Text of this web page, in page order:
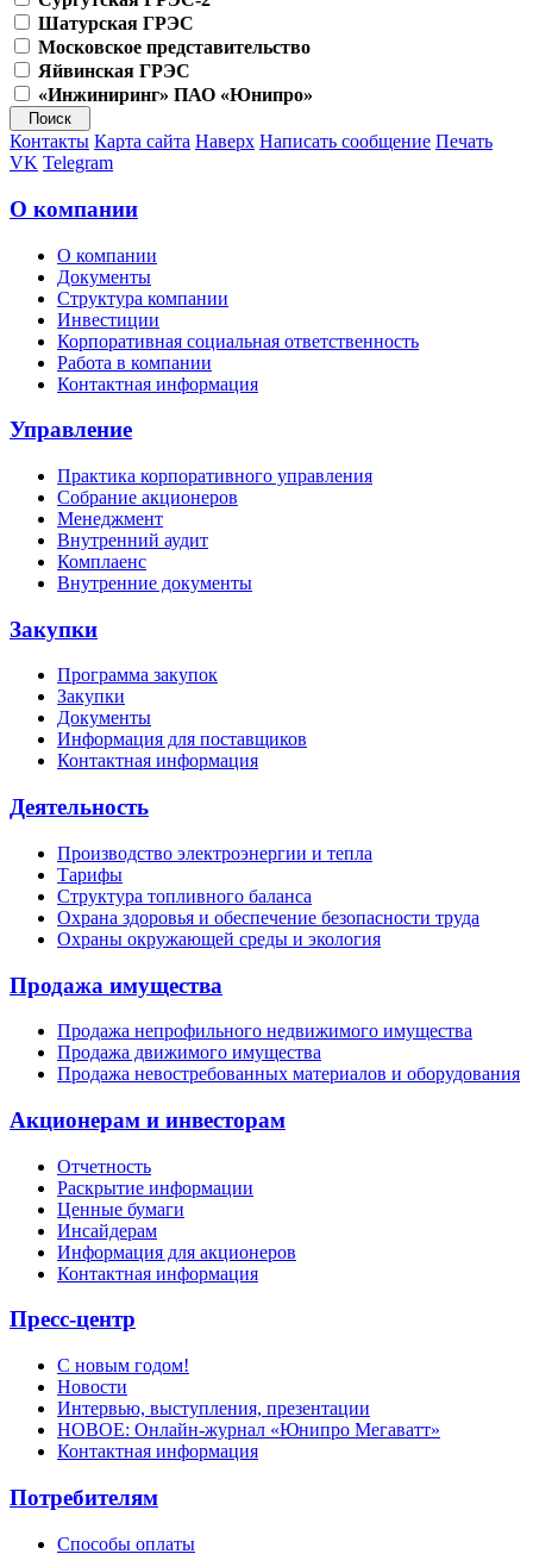
Шатурская ГРЭС
Московское представительство
Яйвинская ГРЭС
«Инжиниринг» ПАО «Юнипро»
Контакты Карта сайта Наверх Написать сообщение Печать
VK Telegram
О компании
О компании
Документы
Структура компании
Инвестиции
Корпоративная социальная ответственность
Работа в компании
Контактная информация
Управление
Практика корпоративного управления
Собрание акционеров
Менеджмент
Внутренний аудит
Комплаенс
Внутренние документы
Закупки
Программа закупок
Закупки
Документы
Информация для поставщиков
Контактная информация
Деятельность
Производство электроэнергии и тепла
Тарифы
Структура топливного баланса
Охрана здоровья и обеспечение безопасности труда
Охраны окружающей среды и экология
Продажа имущества
Продажа непрофильного недвижимого имущества
Продажа движимого имущества
Продажа невостребованных материалов и оборудования
Акционерам и инвесторам
Отчетность
Раскрытие информации
Ценные бумаги
Инсайдерам
Информация для акционеров
Контактная информация
Пресс-центр
С новым годом!
Новости
Интервью, выступления, презентации
НОВОЕ: Онлайн-журнал «Юнипро Мегаватт»
Контактная информация
Потребителям
Способы оплаты